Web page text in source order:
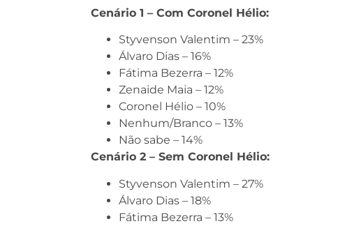
Cenário 1 – Com Coronel Hélio:
Styvenson Valentim – 23%
Álvaro Dias – 16%
Fátima Bezerra – 12%
Zenaide Maia – 12%
Coronel Hélio – 10%
Nenhum/Branco – 13%
Não sabe – 14%
Cenário 2 – Sem Coronel Hélio:
Styvenson Valentim – 27%
Álvaro Dias – 18%
Fátima Bezerra – 13%